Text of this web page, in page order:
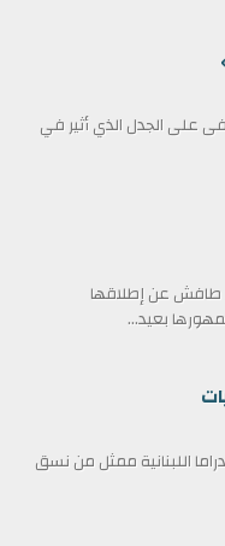
على الجدل الذي أثير في
عن إطلاقها
بعيد...
اللبنانية ممثل من نسق